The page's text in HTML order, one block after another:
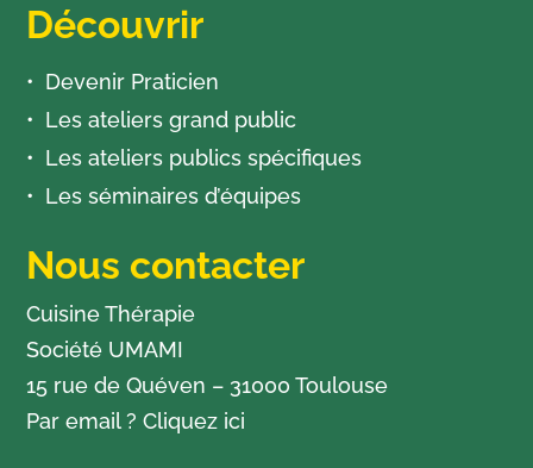
Découvrir
Devenir Praticien
Les ateliers grand public
Les ateliers publics spécifiques
Les séminaires d’équipes
Nous contacter
Cuisine Thérapie
Société UMAMI
15 rue de Quéven – 31000 Toulouse
Par email ?Cliquez ici